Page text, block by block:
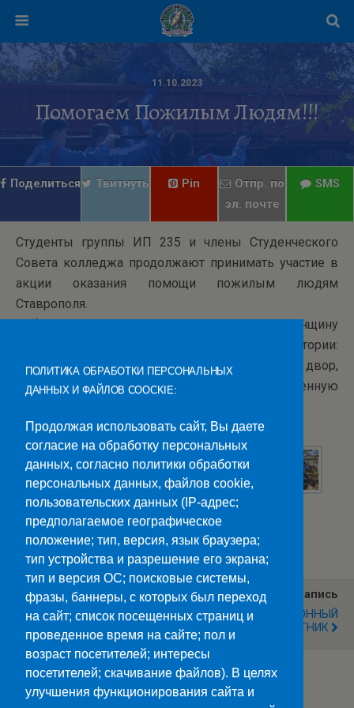
11.10.2023
Помогаем Пожилым Людям!!!
Поделиться Твитнуть Pin
Отпр. по
эл. почте
SMS
Студенты группы ИП 235 и члены Студенческого
Совета колледжа продолжают принимать участие в
акции оказания помощи пожилым людям
Ставрополя.
Ребята посетили одинокую пожилую женщину
Симонян М.С. Ребята помогли с уборкой территории:
собрали опавшую листву, мусор, подмели двор,
навели порядок в сарае, получив заслуженную
Категории:Новости
Предыдущая Запись
Турнир «СВОИ»
Следующая Запись
ТРАДИЦИОННЫЙ
СУББОТНИК
Наверх
ПОЛИТИКА ОБРАБОТКИ ПЕРСОНАЛЬНЫХ
ДАННЫХ И ФАЙЛОВ COOCKIE:
Продолжая использовать сайт, Вы даете
согласие на обработку персональных
данных, согласно политики обработки
персональных данных, файлов cookie,
пользовательских данных (IP-адрес;
предполагаемое географическое
положение; тип, версия, язык браузера;
тип устройства и разрешение его экрана;
тип и версия ОС; поисковые системы,
фразы, баннеры, с которых был переход
на сайт; список посещенных страниц и
проведенное время на сайте; пол и
возраст посетителей; интересы
посетителей; скачивание файлов). В целях
улучшения функционирования сайта и